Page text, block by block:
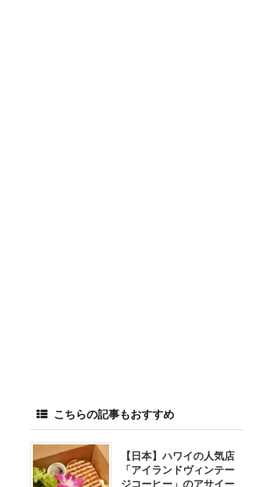
こちらの記事もおすすめ
【日本】ハワイの人気店
「アイランドヴィンテー
ジコーヒー」のアサイー